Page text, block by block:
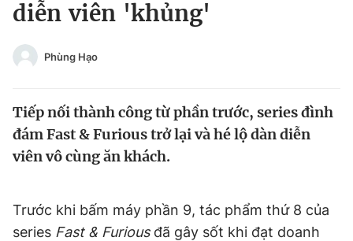
Tin 24h
Video Magazine
Tiện ích Bạn cần biết
Tin đã xem
Đăng xuất
diễn viên 'khủng'
Phùng Hạo
Tiếp nối thành công từ phần trước, series đình
đám Fast & Furious trở lại và hé lộ dàn diễn
viên vô cùng ăn khách.
Trước khi bấm máy phần 9, tác phẩm thứ 8 của
series Fast & Furiousđã gây sốt khi đạt doanh